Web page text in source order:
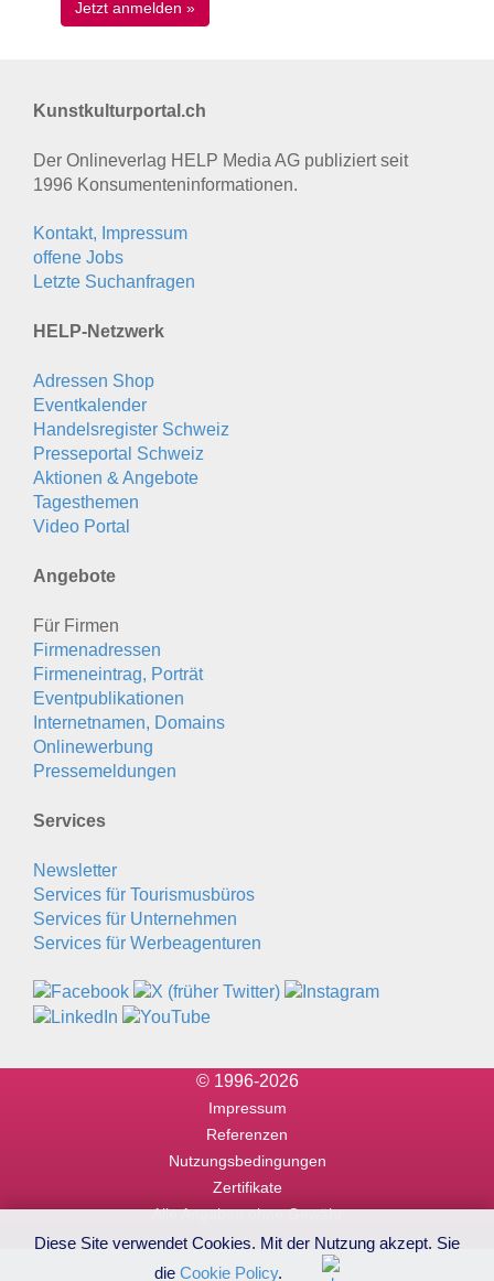
Kunstkulturportal.ch
Der Onlineverlag HELP Media AG publiziert seit
1996 Konsumenten­informationen.
Kontakt, Impressum
offene Jobs
Letzte Suchanfragen
HELP-Netzwerk
Adressen Shop
Eventkalender
Handelsregister Schweiz
Presseportal Schweiz
Aktionen & Angebote
Tagesthemen
Video Portal
Angebote
Für Firmen
Firmenadressen
Firmeneintrag, Porträt
Eventpublikationen
Internetnamen, Domains
Onlinewerbung
Pressemeldungen
Services
Newsletter
Services für Tourismusbüros
Services für Unternehmen
Services für Werbeagenturen
© 1996-2026
Impressum
Referenzen
Nutzungsbedingungen
Zertifikate
Alle Angaben ohne Gewähr
Diese Site verwendet Cookies. Mit der Nutzung akzept. Sie
die Cookie Policy.